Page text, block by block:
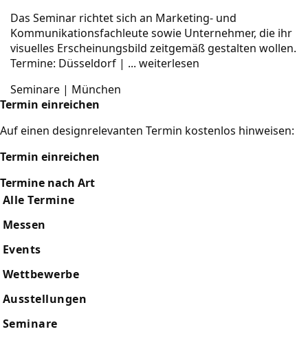
Das Seminar richtet sich an Marketing- und
Kommunikationsfachleute sowie Unternehmer, die ihr
visuelles Erscheinungsbild zeitgemäß gestalten wollen.
Termine: Düsseldorf | ... weiterlesen
Seminare | München
Termin einreichen
Auf einen designrelevanten Termin kostenlos hinweisen:
Termin einreichen
Termine nach Art
Alle Termine
Messen
Events
Wettbewerbe
Ausstellungen
Seminare